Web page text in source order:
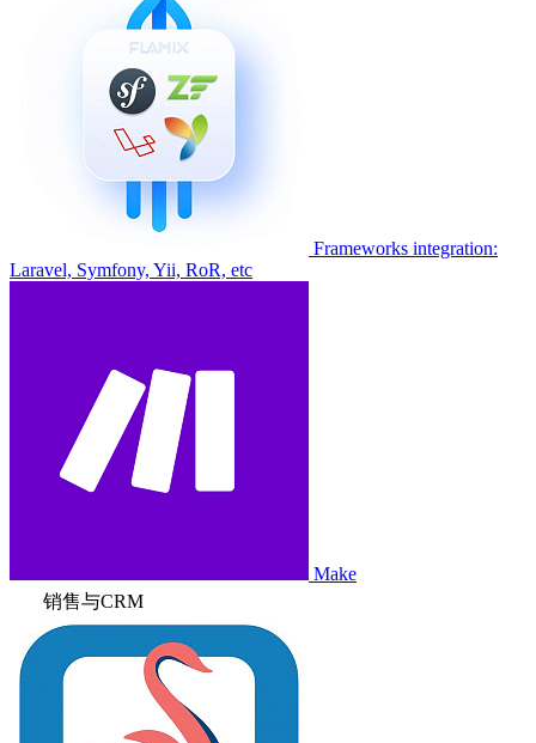
Frameworks integration:
Laravel, Symfony, Yii, RoR, etc
Make
销售与CRM